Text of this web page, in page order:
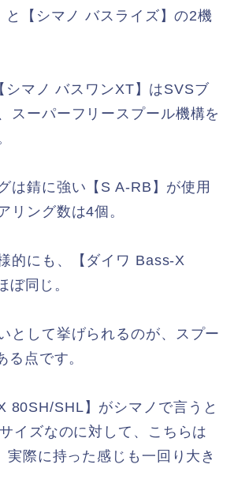
と【シマノ バスライズ】の2機
シマノ バスワンXT】はSVSブ
スーパーフリースプール機構を
は錆に強い【S A-RB】が使用
リング数は4個。
的にも、【ダイワ Bass-X
ぼ同じ。
として挙げられるのが、スプー
る点です。
80SH/SHL】がシマノで言うと
イズなのに対して、こちらは
実際に持った感じも一回り大き